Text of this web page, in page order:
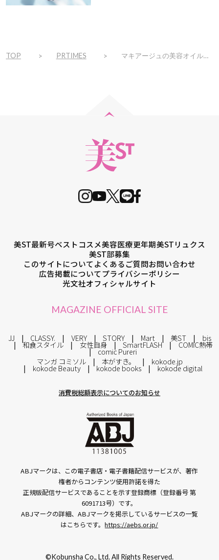
TOP PRTIMES マキアージュの美容オイルルージュから、透け感発色とうるおいでぷっくり唇を叶える限定カラー登場 ～2021年3月21日（日）限定発売～
美ST最新号ベストコスメ美容医療更年期美STリュクス
美ST部募集
このサイトについてよくあるご質問お問い合わせ
広告掲載についてプライバシーポリシー
光文社オフィシャルサイト
MAGAZINE OFFICIAL SITE
JJ CLASSY. VERY STORY Mart 美ST bis
和食スタイル 女性自身 SmartFLASH COMIC熱帯
comic Pureri
マンガ コミソル
本がすき。 kokode.jp
kokode Beauty kokode books kokode digital
消費税総額表示についてのお知らせ
ABJマークは、この電子書店・電子書籍配信サービスが、著作
権者からコンテンツ使用許諾を得た
正規版配信サービスであることを示す登録商標（登録番号 第
6091713号）です。
ABJマークの詳細、ABJマークを掲示しているサービスの一覧
はこちらです。https://aebs.or.jp/
©Kobunsha Co., Ltd. All Rights Reserved.